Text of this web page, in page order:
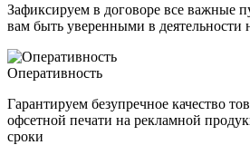
Зафиксируем в договоре все важные
вам быть уверенными в
Оперативность
Гарантируем безупречное качество
офсетной печати на рекламной
сроки